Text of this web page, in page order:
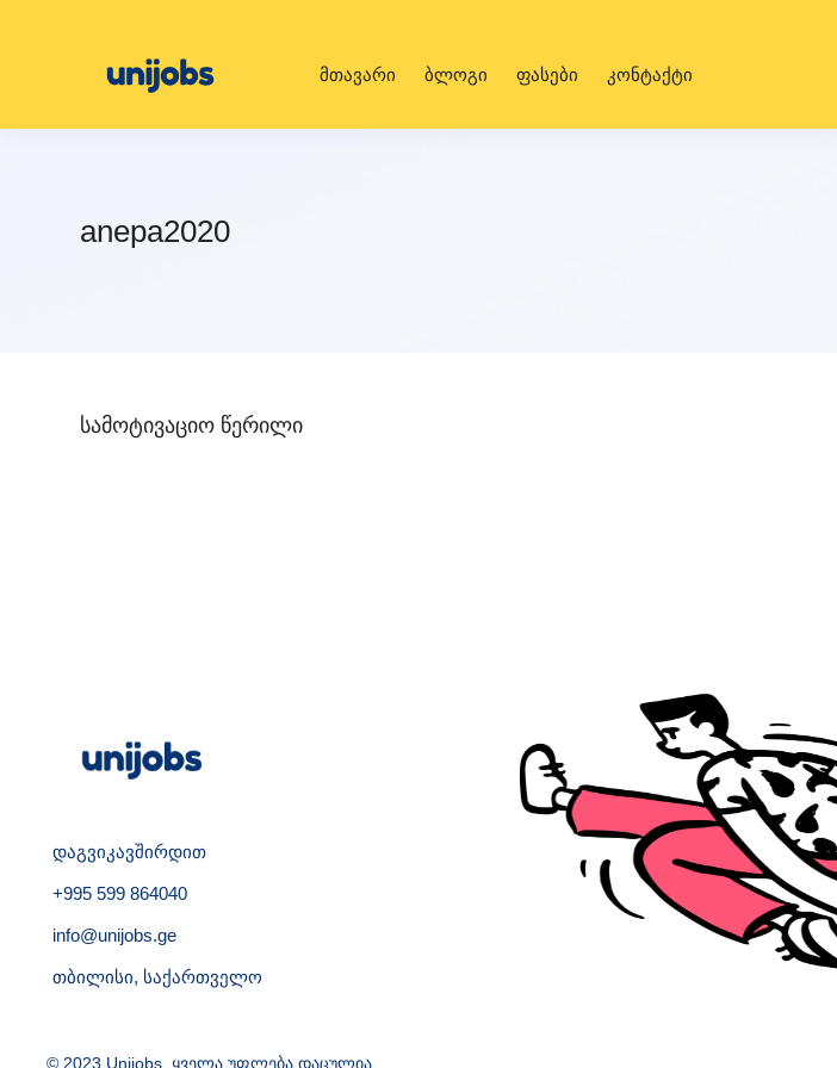
მთავარი ბლოგი ფასები კონტაქტი
anepa2020
სამოტივაციო წერილი
დაგვიკავშირდით
+995 599 864040
info@unijobs.ge
თბილისი, საქართველო
© 2023 Unijobs. ყველა უფლება დაცულია.